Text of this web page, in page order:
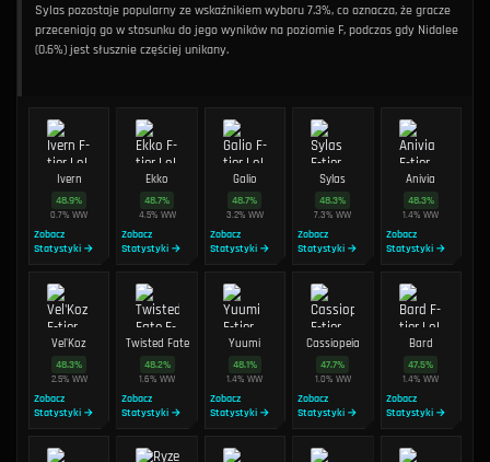
Sylas pozostaje popularny ze wskaźnikiem wyboru 7.3%, co oznacza, że gracze
przeceniają go w stosunku do jego wyników na poziomie F, podczas gdy Nidalee
(0.6%) jest słusznie częściej unikany.
Ivern
48.9%
0.7%WW
Zobacz
Statystyki →
Ekko
48.7%
4.5% WW
Zobacz
Statystyki →
Galio
48.7%
3.2% WW
Zobacz
Statystyki →
Sylas
48.3%
7.3%WW
Zobacz
Statystyki →
Anivia
48.3%
1.4%WW
Zobacz
Statystyki →
Vel'Koz
48.3%
2.5% WW
Zobacz
Statystyki →
Twisted Fate
48.2%
1.6%WW
Zobacz
Statystyki →
Yuumi
48.1%
1.4%WW
Zobacz
Statystyki →
Cassiopeia
47.7%
1.0% WW
Zobacz
Statystyki →
Bard
47.5%
1.4%WW
Zobacz
Statystyki →